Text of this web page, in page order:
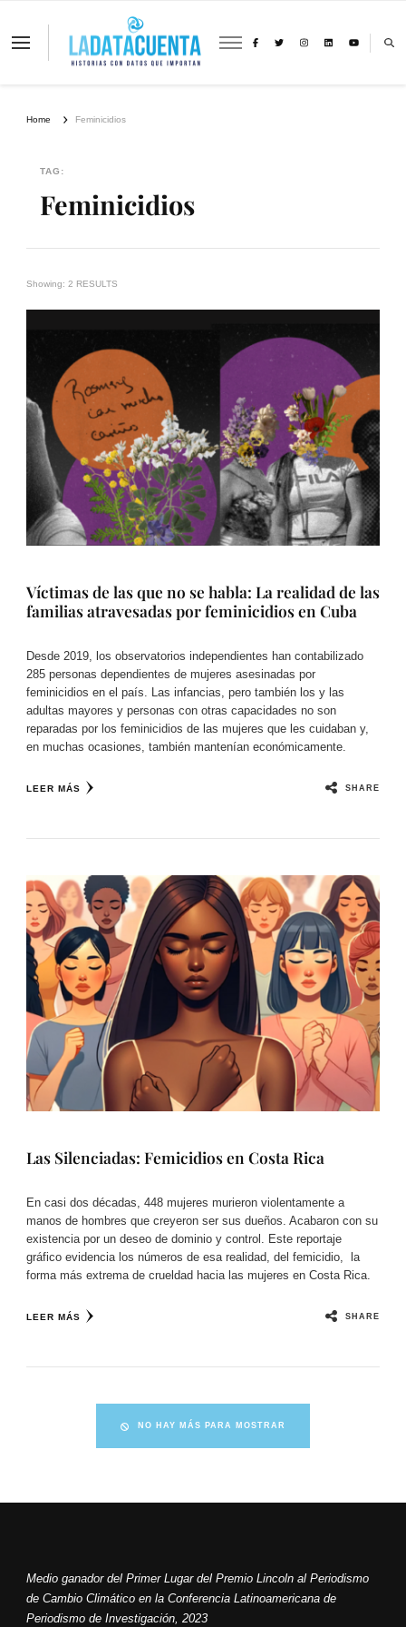
La Data Cuenta es una plataforma
Home Feminicidios
TAG:
Feminicidios
Showing: 2 RESULTS
Víctimas de las que no se habla: La realidad de las
familias atravesadas por feminicidios en Cuba
Desde 2019, los observatorios independientes han contabilizado
285 personas dependientes de mujeres asesinadas por
feminicidios en el país. Las infancias, pero también los y las
adultas mayores y personas con otras capacidades no son
reparadas por los feminicidios de las mujeres que les cuidaban y,
en muchas ocasiones, también mantenían económicamente.
LEER MÁS SHARE
Las Silenciadas: Femicidios en Costa Rica
En casi dos décadas, 448 mujeres murieron violentamente a
manos de hombres que creyeron ser sus dueños. Acabaron con su
existencia por un deseo de dominio y control. Este reportaje
gráfico evidencia los números de esa realidad, del femicidio, la
forma más extrema de crueldad hacia las mujeres en Costa Rica.
LEER MÁS SHARE
NO HAY MÁS PARA MOSTRAR
Medio ganador del Primer Lugar del Premio Lincoln al Periodismo
de Cambio Climático en la Conferencia Latinoamericana de
Periodismo de Investigación, 2023